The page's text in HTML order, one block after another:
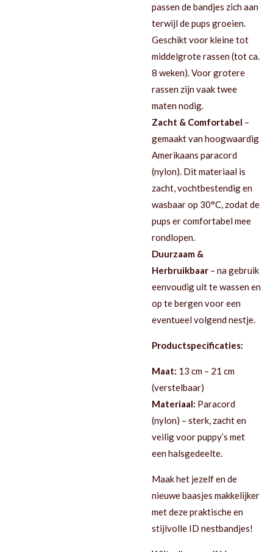
passen de bandjes zich aan
terwijl de pups groeien.
Geschikt voor kleine tot
middelgrote rassen (tot ca.
8 weken). Voor grotere
rassen zijn vaak twee
maten nodig.
Zacht & Comfortabel –
gemaakt van hoogwaardig
Amerikaans paracord
(nylon). Dit materiaal is
zacht, vochtbestendig en
wasbaar op 30°C, zodat de
pups er comfortabel mee
rondlopen.
Duurzaam &
Herbruikbaar – na gebruik
eenvoudig uit te wassen en
op te bergen voor een
eventueel volgend nestje.
Productspecificaties:
Maat: 13 cm – 21 cm
(verstelbaar)
Materiaal: Paracord
(nylon) – sterk, zacht en
veilig voor puppy’s met
een halsgedeelte.
Maak het jezelf en de
nieuwe baasjes makkelijker
met deze praktische en
stijlvolle ID nestbandjes!